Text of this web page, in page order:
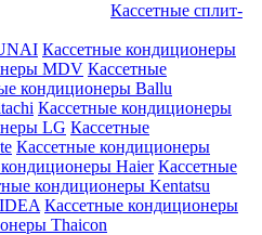
Кассетные сплит-
Кассетные кондиционеры
MDV Кассетные
кондиционеры Ballu
Кассетные кондиционеры
LG Кассетные
Кассетные кондиционеры
Haier Кассетные
кондиционеры Kentatsu
Кассетные кондиционеры
Thaicon